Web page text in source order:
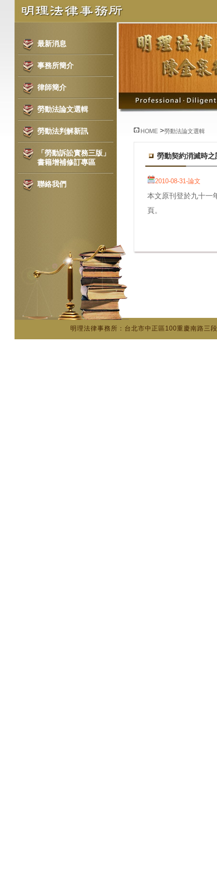
最新消息
事務所簡介
律師簡介
勞動法論文選輯
勞動法判解新訊
「勞動訴訟實務三版」
書籍增補修訂專區
聯絡我們
HOME >勞動法論文選輯
勞動契約消滅時
2010-08-31-論文
本文原刊登於九十一
頁。
明理法律事務所：台北市中正區100重慶南路